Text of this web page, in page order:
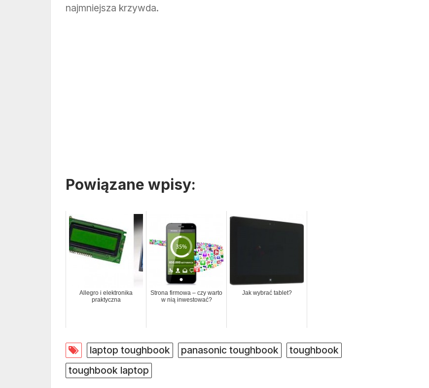
najmniejsza krzywda.
Powiązane wpisy:
Allegro i elektronika
praktyczna
Strona firmowa – czy warto
w nią inwestować?
Jak wybrać tablet?
laptop toughbook panasonic toughbook
toughbook
toughbook laptop